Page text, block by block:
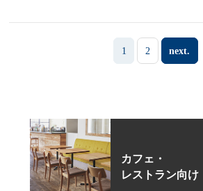
1 2 next.
カフェ・
レストラン向け